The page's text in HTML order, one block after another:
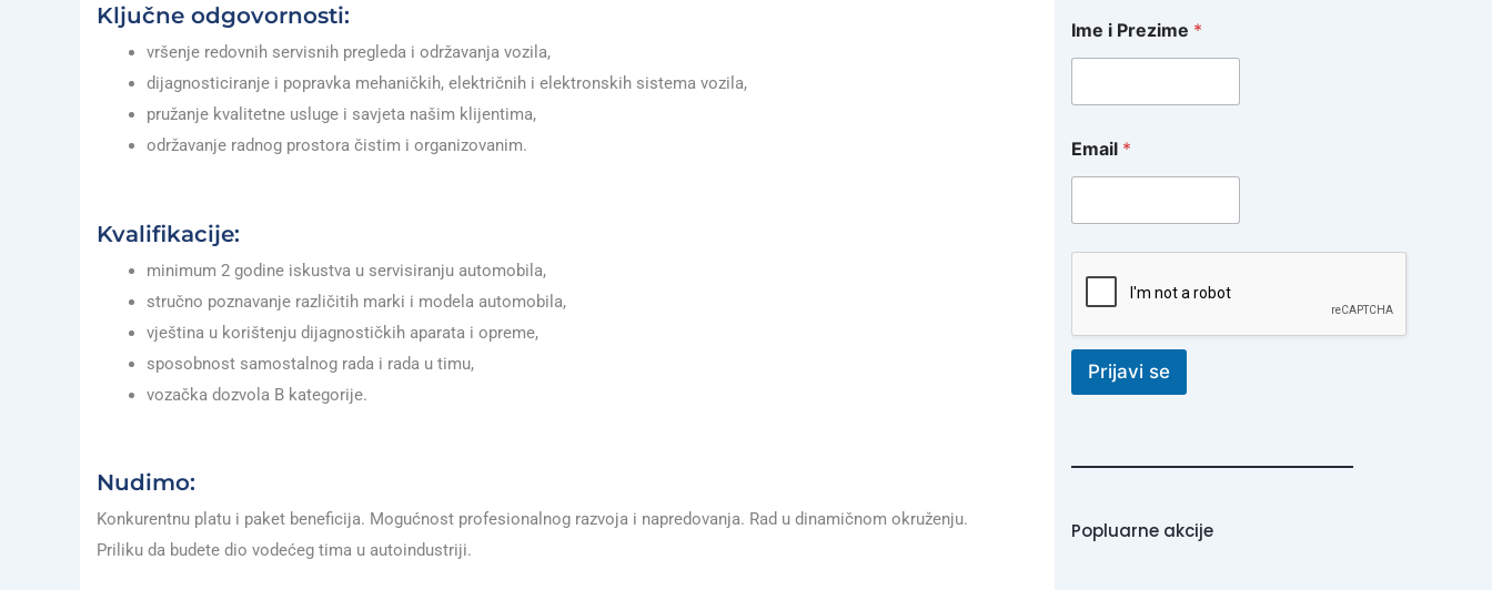
Ključne odgovornosti:
vršenje redovnih servisnih pregleda i održavanja vozila,
dijagnosticiranje i popravka mehaničkih, električnih i elektronskih sistema vozila,
pružanje kvalitetne usluge i savjeta našim klijentima,
održavanje radnog prostora čistim i organizovanim.
Kvalifikacije:
minimum 2 godine iskustva u servisiranju automobila,
stručno poznavanje različitih marki i modela automobila,
vještina u korištenju dijagnostičkih aparata i opreme,
sposobnost samostalnog rada i rada u timu,
vozačka dozvola B kategorije.
Nudimo:
Konkurentnu platu i paket beneficija. Mogućnost profesionalnog razvoja i napredovanja. Rad u dinamičnom okruženju.
Priliku da budete dio vodećeg tima u autoindustriji.
Ime i Prezime *
Email *
Prijavi se
Popluarne akcije